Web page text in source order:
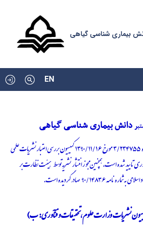
بیماری شناسی گیاهی
EN
دانش بیماری شناسی گیاهی
اعتبار علمی این نشریه بر طبق نامه شماره ۳/۲۳۴۷۵۵ مورخ ۱۳۹۰/۱۱/۱۶ کمیسیون بررسی اعتبار نشریات علمی
تایید شده است. همچنین مجوز انتشار نشریه توسط هیئت نظارت بر
۱۴۸۳۶ صادر گردیده است.
نشریات وزارت علوم،تحقیقات و فنآوری:ب)